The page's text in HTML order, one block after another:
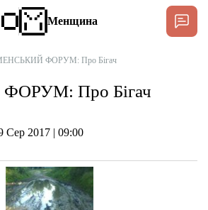
Менщина
ФОРУМ: Про Бігач
Про Бігач
Сер 2017 | 09:00